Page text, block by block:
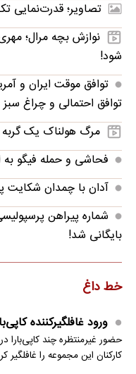
تصاویر؛ قدرت‌نمایی
نوازش بچه مرال؛
شود!
توافق موقت ایران و
توافق احتمالی و چراغ سبز
مرگ هولناک یک گربه
فحاشی و حمله فیگو به
آدان با چمدان شکایت
شماره پیراهن
بایگانی شد!
خط داغ
ورود غافلگیرکننده
حضور غیرمنتظره چند کاپی‌بارا
کارکنان این مجموعه را غافلگیر